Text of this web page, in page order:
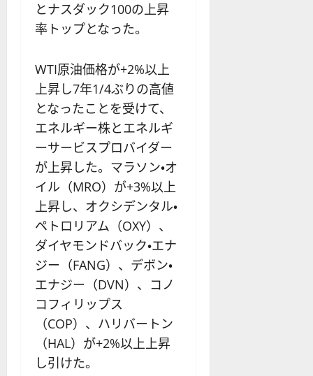
とナスダック100の上昇
率トップとなった。
WTI原油価格が+2%以上
上昇し7年1/4ぶりの高値
となったことを受けて、
エネルギー株とエネルギ
ーサービスプロバイダー
が上昇した。マラソン・オ
イル（MRO）が+3%以上
上昇し、オクシデンタル・
ペトロリアム（OXY）、
ダイヤモンドバック・エナ
ジー（FANG）、デボン・
エナジー（DVN）、コノ
コフィリップス
（COP）、ハリバートン
（HAL）が+2%以上上昇
し引けた。